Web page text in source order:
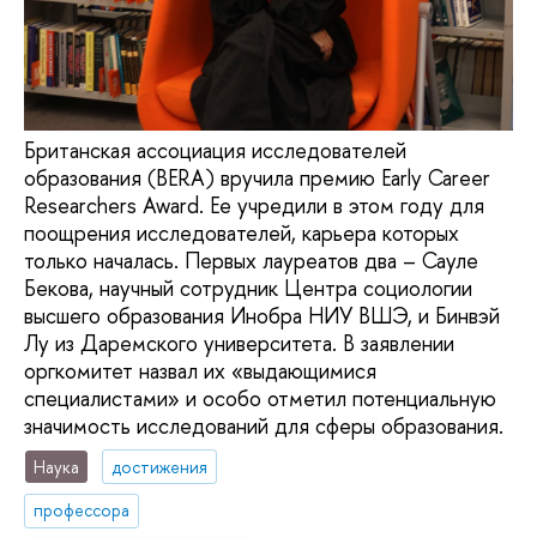
Британская ассоциация исследователей
образования (BERA) вручила премию Early Career
Researchers Award. Ее учредили в этом году для
поощрения исследователей, карьера которых
только началась. Первых лауреатов два – Сауле
Бекова, научный сотрудник Центра социологии
высшего образования Инобра НИУ ВШЭ, и Бинвэй
Лу из Даремского университета. В заявлении
оргкомитет назвал их «выдающимися
специалистами» и особо отметил потенциальную
значимость исследований для сферы образования.
Наука
достижения
профессора